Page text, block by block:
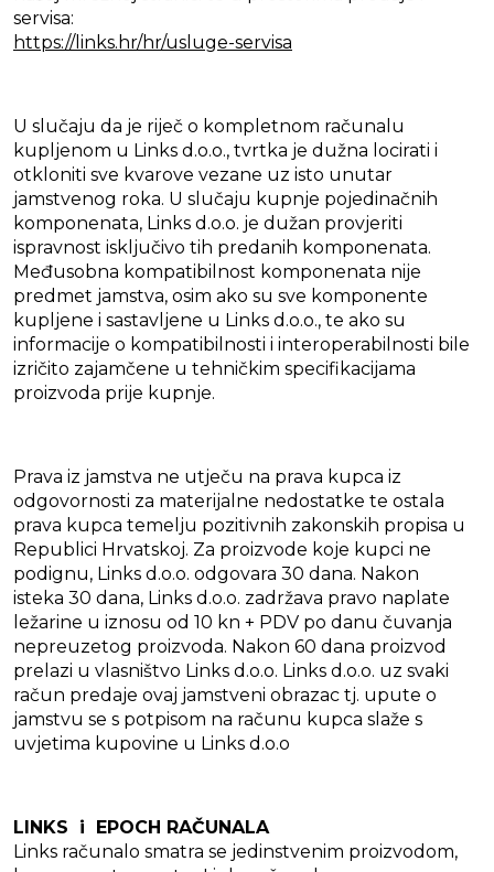
servisa:
https://links.hr/hr/usluge-servisa
U slučaju da je riječ o kompletnom računalu
kupljenom u Links d.o.o., tvrtka je dužna locirati i
otkloniti sve kvarove vezane uz isto unutar
jamstvenog roka. U slučaju kupnje pojedinačnih
komponenata, Links d.o.o. je dužan provjeriti
ispravnost isključivo tih predanih komponenata.
Međusobna kompatibilnost komponenata nije
predmet jamstva, osim ako su sve komponente
kupljene i sastavljene u Links d.o.o., te ako su
informacije o kompatibilnosti i interoperabilnosti bile
izričito zajamčene u tehničkim specifikacijama
proizvoda prije kupnje.
Prava iz jamstva ne utječu na prava kupca iz
odgovornosti za materijalne nedostatke te ostala
prava kupca temelju pozitivnih zakonskih propisa u
Republici Hrvatskoj. Za proizvode koje kupci ne
podignu, Links d.o.o. odgovara 30 dana. Nakon
isteka 30 dana, Links d.o.o. zadržava pravo naplate
ležarine u iznosu od 10 kn + PDV po danu čuvanja
nepreuzetog proizvoda. Nakon 60 dana proizvod
prelazi u vlasništvo Links d.o.o. Links d.o.o. uz svaki
račun predaje ovaj jamstveni obrazac tj. upute o
jamstvu se s potpisom na računu kupca slaže s
uvjetima kupovine u Links d.o.o
LINKS i EPOCH RAČUNALA
Links računalo smatra se jedinstvenim proizvodom,